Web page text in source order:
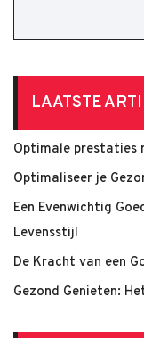
LAATSTE
Optimale prestaties
Optimaliseer je
Een Evenwichtig
Levensstijl
De Kracht van een
Gezond Genieten: